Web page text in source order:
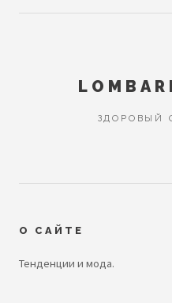
ЗДОРОВЫЙ
О САЙТЕ
Тенденции и мода.